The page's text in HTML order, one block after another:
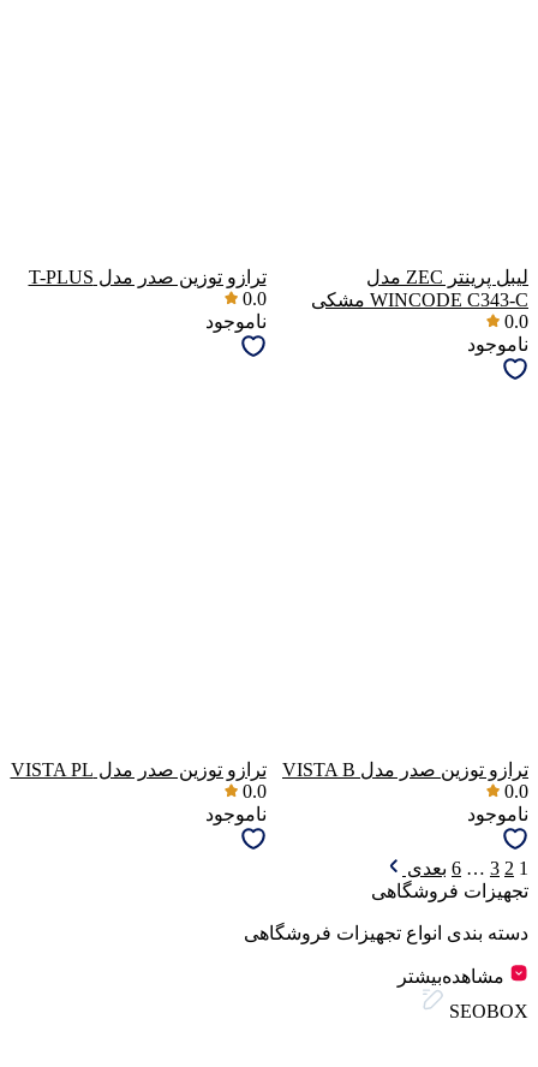
لیبل پرینتر ZEC مدل
WINCODE C343-C مشکی
0.0
ناموجود
ترازو توزین صدر مدل T-PLUS
0.0
ناموجود
ترازو توزین صدر مدل VISTA B
0.0
ناموجود
ترازو توزین صدر مدل VISTA PL
0.0
ناموجود
1
2
3
…
6 بعدی
تجهیزات فروشگاهی
دسته بندی انواع تجهیزات فروشگاهی
مشاهده‌بیشتر
SEOBOX